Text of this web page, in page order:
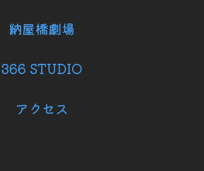
納屋橋劇場
366 STUDIO
アクセス